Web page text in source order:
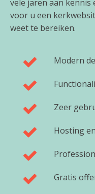
vele jaren aan
voor u een
weet te bereiken.
Modern
Zeer
Hosting
Gratis